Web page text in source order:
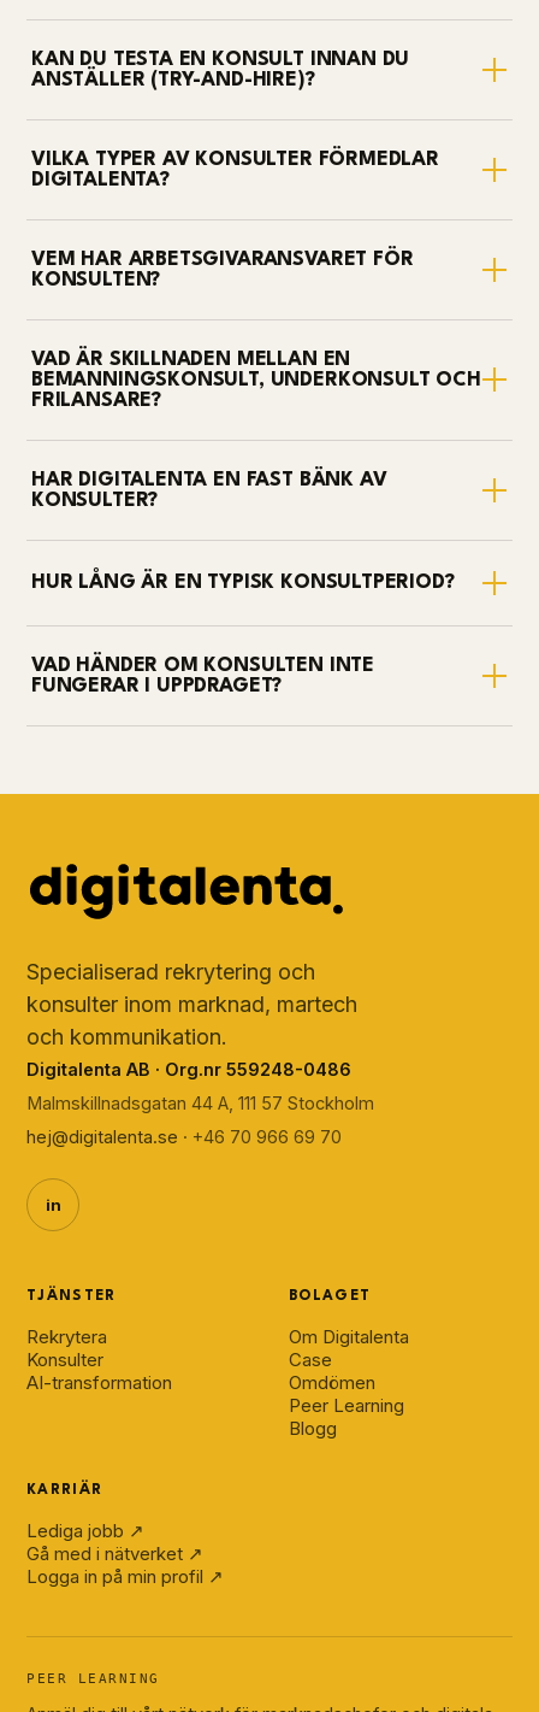
KAN DU TESTA EN KONSULT INNAN DU
ANSTÄLLER (TRY-AND-HIRE)?
VILKA TYPER AV KONSULTER FÖRMEDLAR
DIGITALENTA?
VEM HAR ARBETSGIVARANSVARET FÖR
KONSULTEN?
VAD ÄR SKILLNADEN MELLAN EN
BEMANNINGSKONSULT, UNDERKONSULT OCH
FRILANSARE?
HAR DIGITALENTA EN FAST BÄNK AV
KONSULTER?
HUR LÅNG ÄR EN TYPISK KONSULTPERIOD?
VAD HÄNDER OM KONSULTEN INTE
FUNGERAR I UPPDRAGET?
Specialiserad rekrytering och
konsulter inom marknad, martech
och kommunikation.
Digitalenta AB · Org.nr 559248-0486
Malmskillnadsgatan 44 A, 111 57 Stockholm
hej@digitalenta.se · +46 70 966 69 70
in
TJÄNSTER
Rekrytera
Konsulter
AI-transformation
BOLAGET
Om Digitalenta
Case
Omdömen
Peer Learning
Blogg
KARRIÄR
Lediga jobb ↗
Gå med i nätverket ↗
Logga in på min profil ↗
PEER LEARNING